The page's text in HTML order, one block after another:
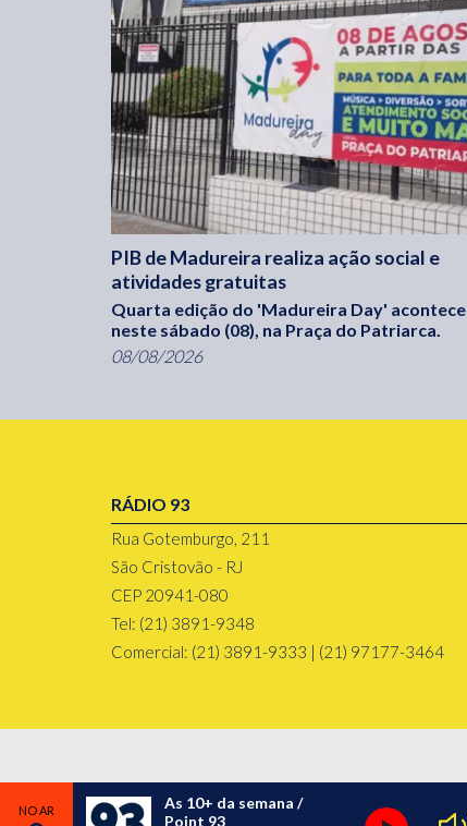
PIB de Madureira realiza ação social e
atividades gratuitas
Quarta edição do 'Madureira Day' acontece
neste sábado (08), na Praça do Patriarca.
08/08/2026
RÁDIO 93
Rua Gotemburgo, 211
São Cristovão - RJ
CEP 20941-080
Tel: (21) 3891-9348
Comercial: (21) 3891-9333 | (21) 97177-3464
As 10+ da semana /
Point 93